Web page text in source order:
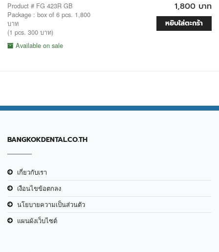
Product # FG 423R GB
Package : box of 6 pcs. 1,800
บาท
(1 pcs. 300 บาท)
Available on sale
1,800 บาท
หยิบใส่ตะกร้า
BANGKOKDENTAL.CO.TH
เกี่ยวกับเรา
เงือนไขข้อตกลง
นโยบายความเป็นส่วนตัว
แผนผังเว็บไซต์